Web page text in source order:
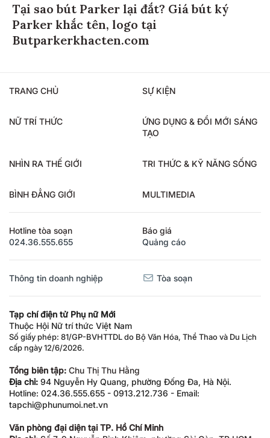
Tại sao bút Parker lại đắt? Giá bút ký
Parker khắc tên, logo tại
Butparkerkhacten.com
TRANG CHỦ SỰ KIỆN
NỮ TRÍ THỨC
ỨNG DỤNG & ĐỔI MỚI SÁNG
TẠO
NHÌN RA THẾ GIỚI TRI THỨC & KỸ NĂNG SỐNG
BÌNH ĐẲNG GIỚI MULTIMEDIA
Hotline tòa soạn
024.36.555.655
Báo giá
Quảng cáo
Thông tin doanh nghiệp Tòa soạn
Tạp chí điện tử Phụ nữ Mới
Thuộc Hội Nữ trí thức Việt Nam
Số giấy phép: 81/GP-BVHTTDL do Bộ Văn Hóa, Thể Thao và Du Lịch
cấp ngày 12/6/2026.
Tổng biên tập: Chu Thị Thu Hằng
Địa chỉ: 94 Nguyễn Hy Quang, phường Đống Đa, Hà Nội.
Hotline: 024.36.555.655 - 0913.212.736 - Email:
tapchi@phunumoi.net.vn
Văn phòng đại diện tại TP. Hồ Chí Minh